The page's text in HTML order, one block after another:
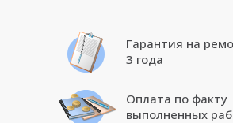
Гарантия на
3 года
Оплата по факту
выполненных